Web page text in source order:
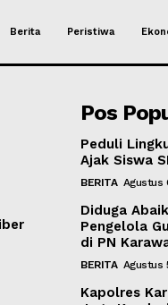
Berita Peristiwa
Pos
Peduli
Ajak Siswa
BERITA Agustus
Diduga
Pengelola
di PN
BERITA Agustus
Kapolres